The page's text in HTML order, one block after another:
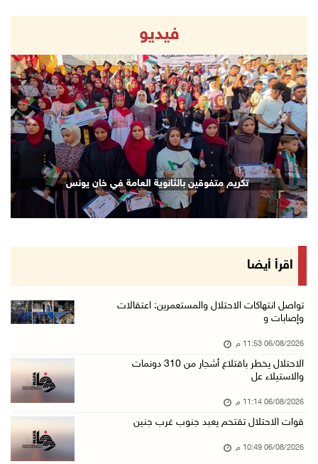
وزير الداخلية يبحث مع مكافحة المخدرات الدولي ...
06/آب/2026 10:01 م
رئيس بلدية الخليل يطلع وفدا أميركيا على تطورا ...
06/آب/2026 09:59 م
06/آب/2026 09:17 م
إصابة مسن بجروح ورضوض إثر اعتداء جيش الاحتلال ...
06/آب/2026 09:13 م
ورشة توصي بخطة عاجلة لاستعادة التعليم الوجاهي ...
الرئيس يستقبل مجلس بلدية رام الله ويشدد على د ...
جماهير شعبنا تشيع جثمان الشهيد علاء صبيح في ت ...
الاحتلال يوسع حملات الدهم والاعتقال في قلنديا ...
06/آب/2026 08:06 م
الرئيس المصري وملك البحرين يشددان على ضرورة ت ...
فيديو
تكريم متفوقين بالثانوية العامة في خان يونس
Next
اقرأ أيضا
تواصل انتهاكات الاحتلال والمستعمرين: اعتقالات
وإصابات و
06/08/2026 11:53 م
الاحتلال يخطر باقتلاع أشجار من 310 دونمات
والاستيلاء عل
06/08/2026 11:14 م
قوات الاحتلال تقتحم يعبد جنوب غرب جنين
06/08/2026 10:49 م